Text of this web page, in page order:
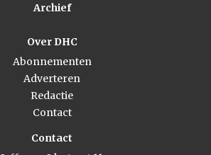
Archief
Over DHC
Abonnementen
Adverteren
Redactie
Contact
Contact